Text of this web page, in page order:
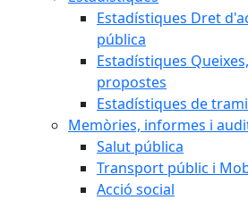
Estadístiques Dret
pública
Estadístiques
propostes
Estadístiques de
Memòries, informes i
Salut pública
Transport públic i
Acció social